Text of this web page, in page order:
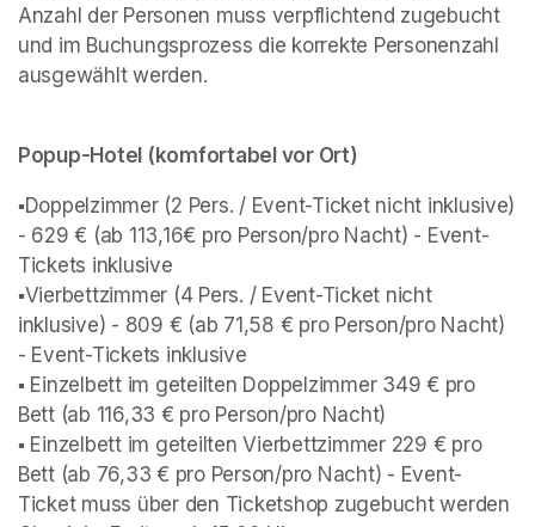
Anzahl der Personen muss verpflichtend zugebucht
und im Buchungsprozess die korrekte Personenzahl
Popup-Hotel (komfortabel vor Ort)
▪️Doppelzimmer (2 Pers. / Event-Ticket nicht inklusive)
- 629 € (ab 113,16€ pro Person/pro Nacht) - Event-
Tickets inklusive
▪️Vierbettzimmer (4 Pers. / Event-Ticket nicht
inklusive) - 809 € (ab 71,58 € pro Person/pro Nacht)
- Event-Tickets inklusive
▪️ Einzelbett im geteilten Doppelzimmer 349 € pro
Bett (ab 116,33 € pro Person/pro Nacht)
▪️ Einzelbett im geteilten Vierbettzimmer 229 € pro
Bett (ab 76,33 € pro Person/pro Nacht) - Event-
Ticket muss über den Ticketshop zugebucht werden